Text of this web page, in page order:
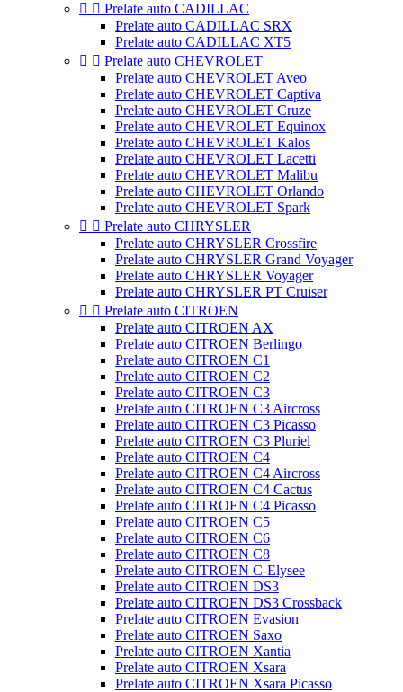
  Prelate auto CADILLAC
Prelate auto CADILLAC SRX
Prelate auto CADILLAC XT5
  Prelate auto CHEVROLET
Prelate auto CHEVROLET Aveo
Prelate auto CHEVROLET Captiva
Prelate auto CHEVROLET Cruze
Prelate auto CHEVROLET Equinox
Prelate auto CHEVROLET Kalos
Prelate auto CHEVROLET Lacetti
Prelate auto CHEVROLET Malibu
Prelate auto CHEVROLET Orlando
Prelate auto CHEVROLET Spark
  Prelate auto CHRYSLER
Prelate auto CHRYSLER Crossfire
Prelate auto CHRYSLER Grand Voyager
Prelate auto CHRYSLER Voyager
Prelate auto CHRYSLER PT Cruiser
  Prelate auto CITROEN
Prelate auto CITROEN AX
Prelate auto CITROEN Berlingo
Prelate auto CITROEN C1
Prelate auto CITROEN C2
Prelate auto CITROEN C3
Prelate auto CITROEN C3 Aircross
Prelate auto CITROEN C3 Picasso
Prelate auto CITROEN C3 Pluriel
Prelate auto CITROEN C4
Prelate auto CITROEN C4 Aircross
Prelate auto CITROEN C4 Cactus
Prelate auto CITROEN C4 Picasso
Prelate auto CITROEN C5
Prelate auto CITROEN C6
Prelate auto CITROEN C8
Prelate auto CITROEN C-Elysee
Prelate auto CITROEN DS3
Prelate auto CITROEN DS3 Crossback
Prelate auto CITROEN Evasion
Prelate auto CITROEN Saxo
Prelate auto CITROEN Xantia
Prelate auto CITROEN Xsara
Prelate auto CITROEN Xsara Picasso